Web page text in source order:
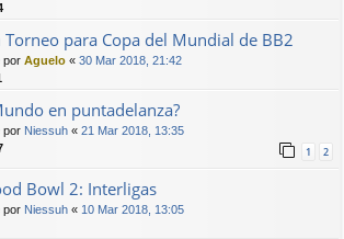
para Copa del Mundial de BB2
por Aguelo « 30 Mar 2018, 21:42
en puntadelanza?
por Niessuh « 21 Mar 2018, 13:35
1 2
Bowl 2: Interligas
por Niessuh « 10 Mar 2018, 13:05